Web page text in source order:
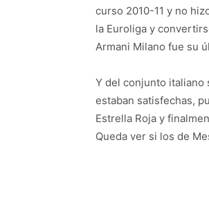
curso 2010-11 y no
la Euroliga y
Armani Milano fue su
Y del conjunto italiano
estaban satisfechas,
Estrella Roja y
Queda ver si los de